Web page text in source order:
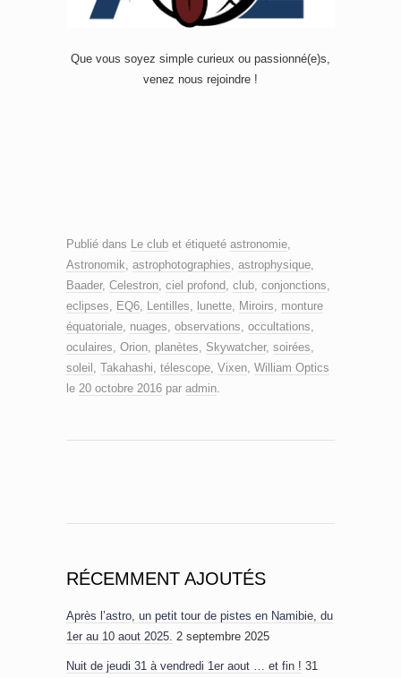
Que vous soyez simple curieux ou passionné(e)s,
venez nous rejoindre !
Publié dans Le club et étiqueté astronomie
Astronomik astrophotographies astrophysique
Baader, Celestron ciel profond club conjonctions
eclipses
EQ6 Lentilles lunette Miroirs
monture
équatoriale nuages observations occultations
oculaires Orion planètes Skywatcher, soirées
soleil
Takahashi télescope Vixen William Optics
le 20 octobre 2016 par admin
RÉCEMMENT AJOUTÉS
Après l’astro, un petit tour de pistes en Namibie, du
1er au 10 aout 2025. 2 septembre 2025
Nuit de jeudi 31 à vendredi 1er aout … et fin ! 31